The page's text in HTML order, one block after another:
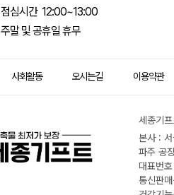
점심시간 12:00~13:00
주말 및 공휴일 휴무
사회활동 오시는길 이용약관
세종기
본사 :
파주 공
대표번
통신판